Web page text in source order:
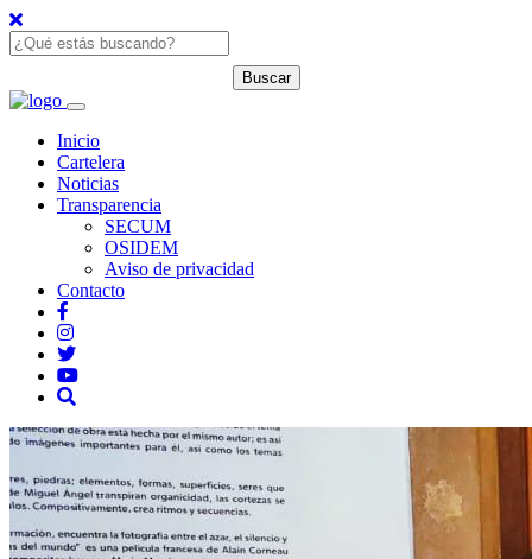
Inicio
Cartelera
Noticias
Transparencia
SECUM
OSIDEM
Aviso de privacidad
Contacto